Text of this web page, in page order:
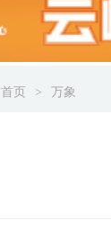
首页 > 万象